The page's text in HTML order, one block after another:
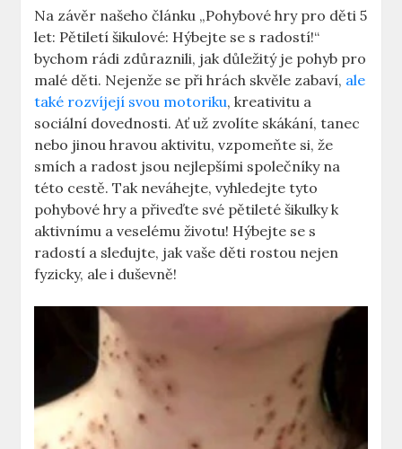
Na závěr našeho článku „Pohybové hry pro děti 5
let: Pětiletí šikulové: Hýbejte se s radostí!“
bychom rádi zdůraznili, jak důležitý je pohyb pro
malé děti. Nejenže se při hrách skvěle zabaví, ale
také rozvíjejí svou motoriku, kreativitu a
sociální dovednosti. Ať už zvolíte skákání, tanec
nebo jinou hravou aktivitu, vzpomeňte si, že
smích a radost jsou nejlepšími společníky na
této cestě. Tak neváhejte, vyhledejte tyto
pohybové hry a přiveďte své pětileté šikulky k
aktivnímu a veselému životu! Hýbejte se s
radostí a sledujte, jak vaše děti rostou nejen
fyzicky, ale i duševně!